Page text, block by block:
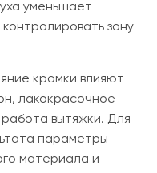
уменьшает
зону
кромки влияют
лакокрасочное
вытяжки. Для
параметры
материала и